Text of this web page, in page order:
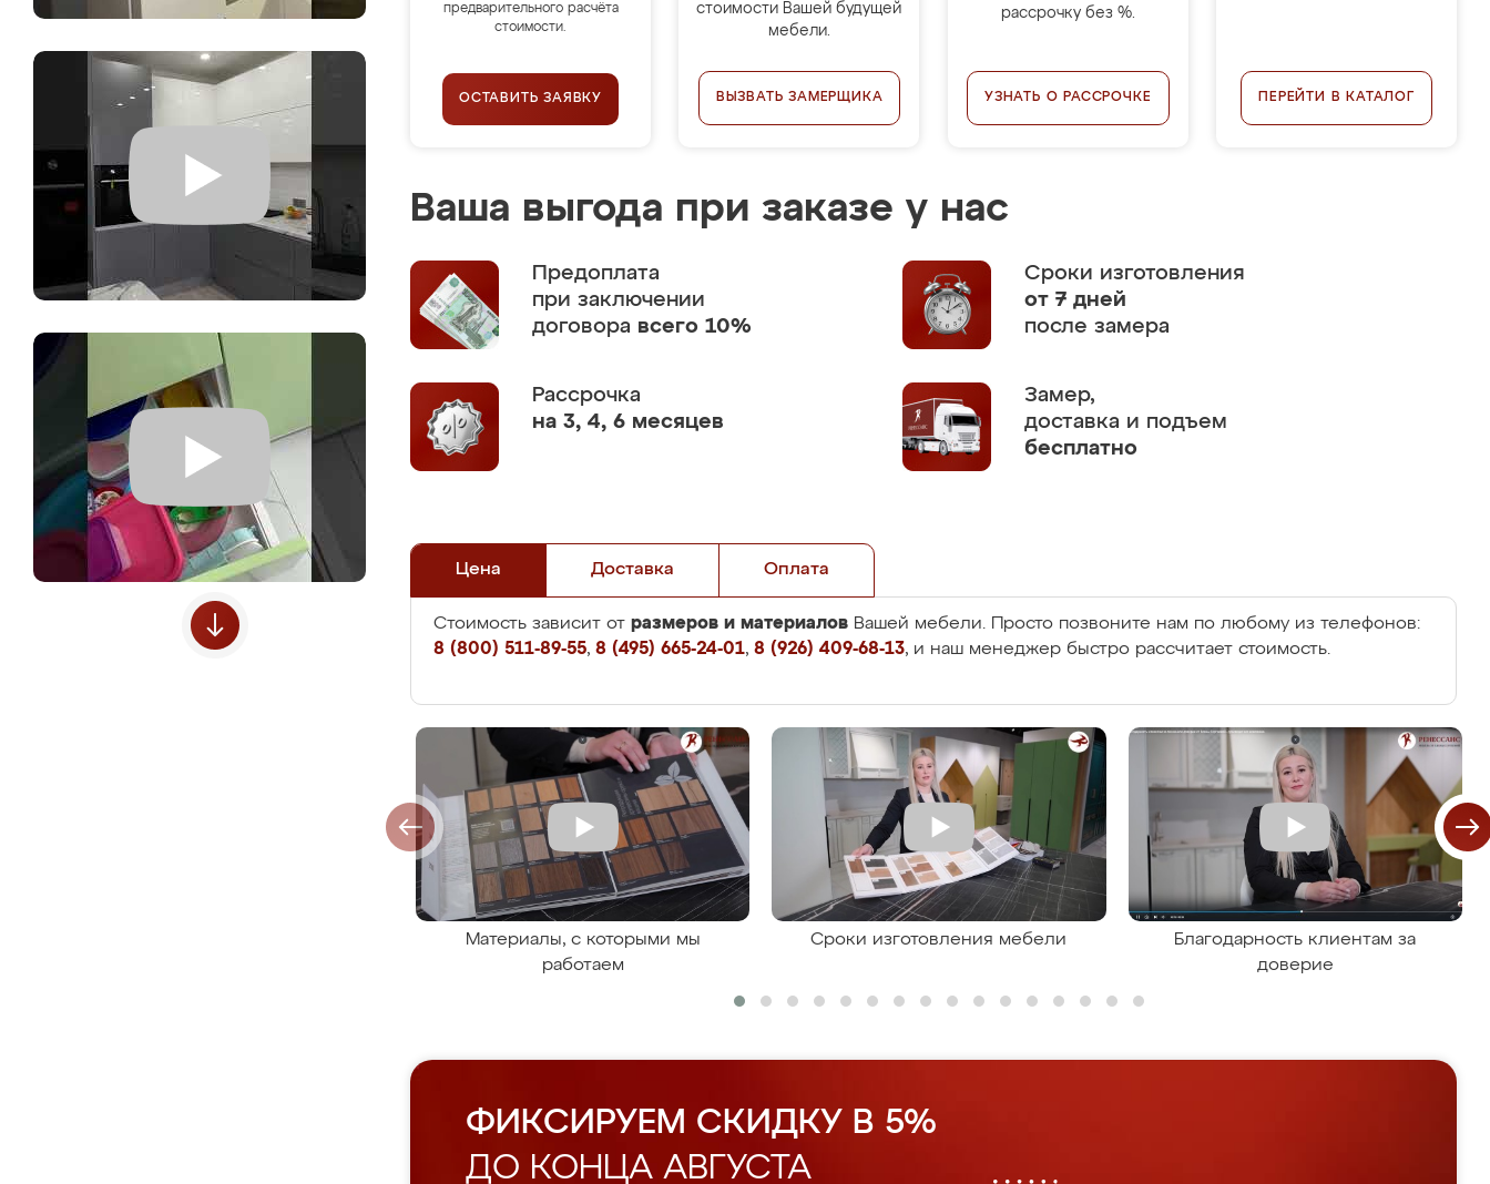
предварительного расчёта
стоимости.
ОСТАВИТЬ ЗАЯВКУ
стоимости Вашей будущей
мебели.
ВЫЗВАТЬ ЗАМЕРЩИКА
рассрочку без %.
УЗНАТЬ О РАССРОЧКЕ ПЕРЕЙТИ В КАТАЛОГ
Ваша выгода при заказе у нас
Предоплата
при заключении
договора всего 10%
Сроки изготовления
от 7 дней
после замера
Рассрочка
на 3, 4, 6 месяцев
Замер,
доставка и подъем
бесплатно
Цена Доставка Оплата
Стоимость зависит от размеров и материалов Вашей мебели. Просто позвоните нам по любому из телефонов:
8 (800) 511-89-55, 8 (495) 665-24-01, 8 (926) 409-68-13, и наш менеджер быстро рассчитает стоимость.
Материалы, с которыми мы
работаем
Сроки изготовления мебели
Благодарность клиентам за
доверие
ФИКСИРУЕМ СКИДКУ В 5%
ДО КОНЦА АВГУСТА